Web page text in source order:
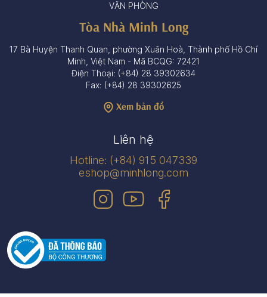
VĂN PHÒNG
Tòa Nhà Minh Long
17 Bà Huyện Thanh Quan, phường Xuân Hoà, Thành phố Hồ Chí
Minh, Việt Nam - Mã BCQG: 72421
Điện Thoại: (+84) 28 39302634
Fax: (+84) 28 39302625
Xem bản đồ
Liên hệ
Hotline: (+84) 915 047339
eshop@minhlong.com